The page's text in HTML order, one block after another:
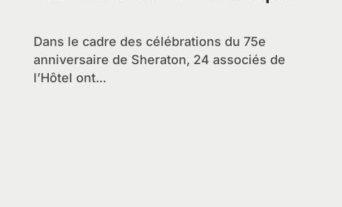
Dans le cadre des célébrations du 75e
anniversaire de Sheraton, 24 associés de
l’Hôtel ont...